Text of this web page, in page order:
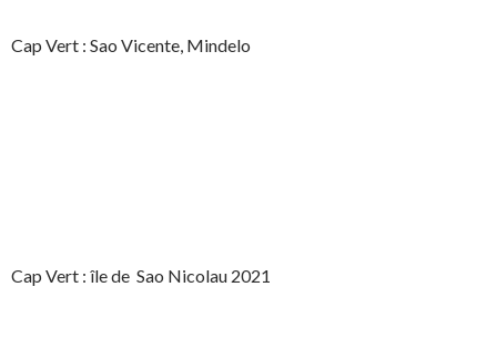
Cap Vert : Sao Vicente, Mindelo
Cap Vert : île de Sao Nicolau 2021